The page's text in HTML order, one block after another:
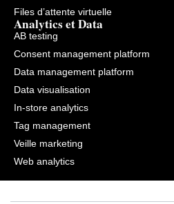
Files d’attente virtuelle
Analytics et Data
AB testing
Consent management platform
Data management platform
Data visualisation
In-store analytics
Tag management
Veille marketing
Web analytics